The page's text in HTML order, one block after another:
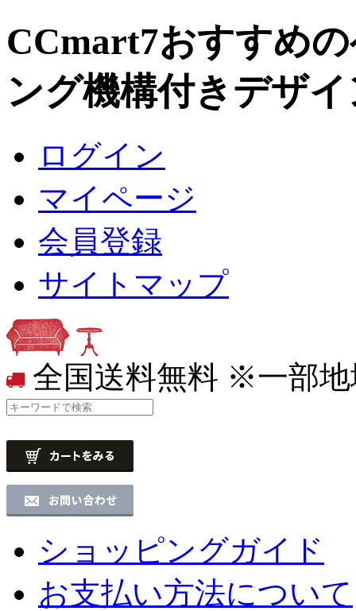
CCmart7おすすめ
ング機構付きデザ
ログイン
マイページ
会員登録
サイトマップ
全国送料無料 ※一部地
ショッピングガイド
お支払い方法について